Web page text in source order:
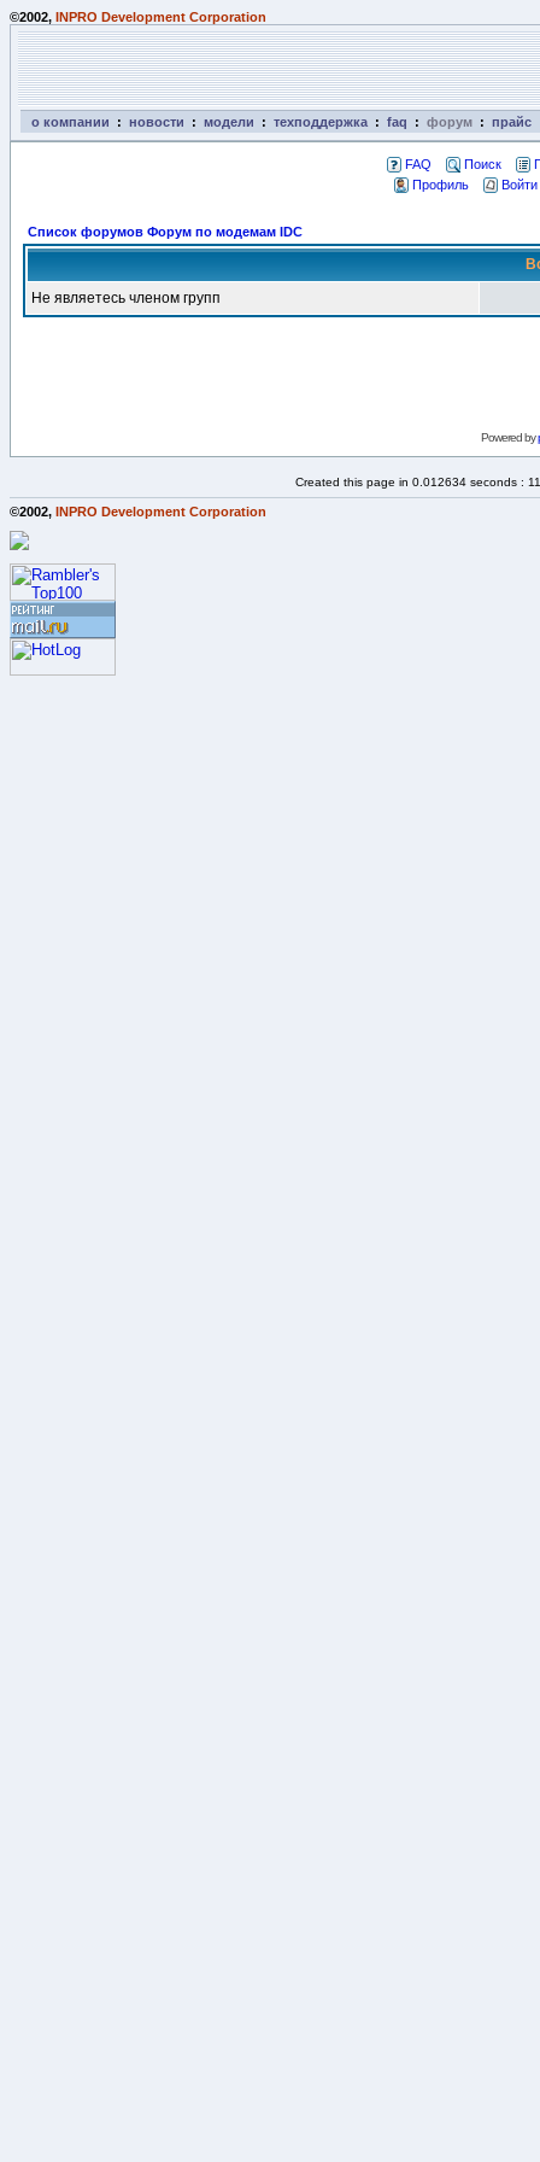
©2002, INPRO Development Corporation
о компании : новости : модели : техподдержка : faq : форум : прайс
FAQ Поиск
Профиль
Список форумов Форум по модемам IDC
Не являетесь членом групп
Powered by
Created this page in 0.012634 seconds :
©2002, INPRO Development Corporation